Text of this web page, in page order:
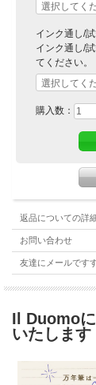
インク通し/
インク通し/
てください。
購入数：
返品についての詳
お問い合わせ
友達にメールです
Il Duomo
いたします